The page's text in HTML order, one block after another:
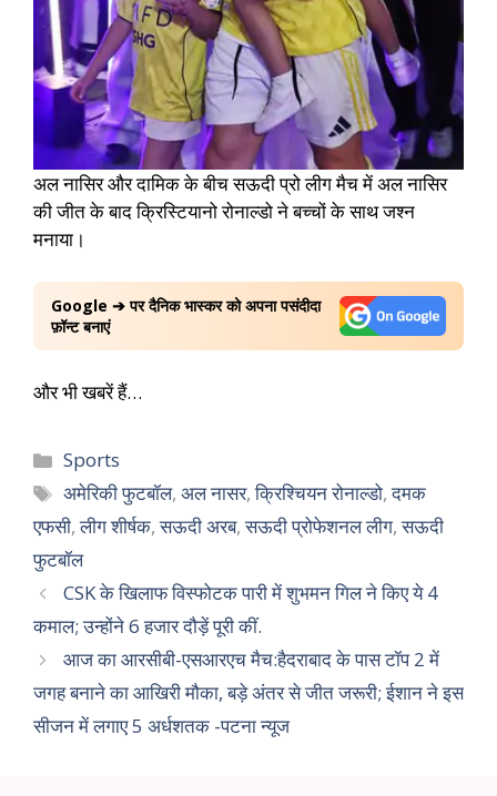
अल नासिर और दामिक के बीच सऊदी प्रो लीग मैच में अल नासिर
की जीत के बाद क्रिस्टियानो रोनाल्डो ने बच्चों के साथ जश्न
मनाया।
Google ➔ पर दैनिक भास्कर को अपना पसंदीदा
फ़ॉन्ट बनाएं
और भी खबरें हैं…
Sports
अमेरिकी फुटबॉल,अल नासर,क्रिश्चियन रोनाल्डो,दमक
एफसी,लीग शीर्षक,सऊदी अरब,सऊदी प्रोफेशनल लीग,सऊदी
फुटबॉल
CSK के खिलाफ विस्फोटक पारी में शुभमन गिल ने किए ये 4
कमाल; उन्होंने 6 हजार दौड़ें पूरी कीं.
आज का आरसीबी-एसआरएच मैच:हैदराबाद के पास टॉप 2 में
जगह बनाने का आखिरी मौका, बड़े अंतर से जीत जरूरी; ईशान ने इस
सीजन में लगाए 5 अर्धशतक -पटना न्यूज